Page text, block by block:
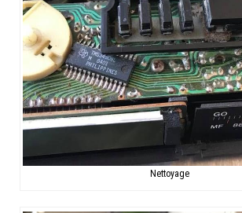
Nettoyage